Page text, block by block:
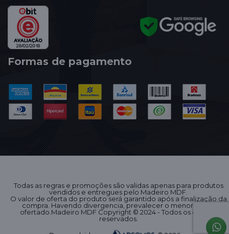
Formas de pagamento
Todas as regras e promoções são validas apenas para produtos
vendidos e entregues pelo Madeiro MDF.
O valor de oferta do produto será garantido após a finalização da
compra. Havendo divergencia, prevalecer o menor preço
ofertado.Madeiro MDF Copyright © 2024 - Todos os direitos
reservados.